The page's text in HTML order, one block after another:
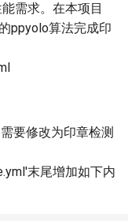
需求。在本项目
ppyolo算法完成印
要修改为印章检测
末尾增加如下内